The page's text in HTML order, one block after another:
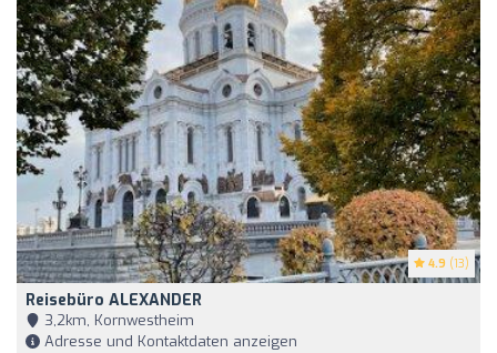
4.9 (13)
Reisebüro ALEXANDER
3,2km, Kornwestheim
Adresse und Kontaktdaten anzeigen